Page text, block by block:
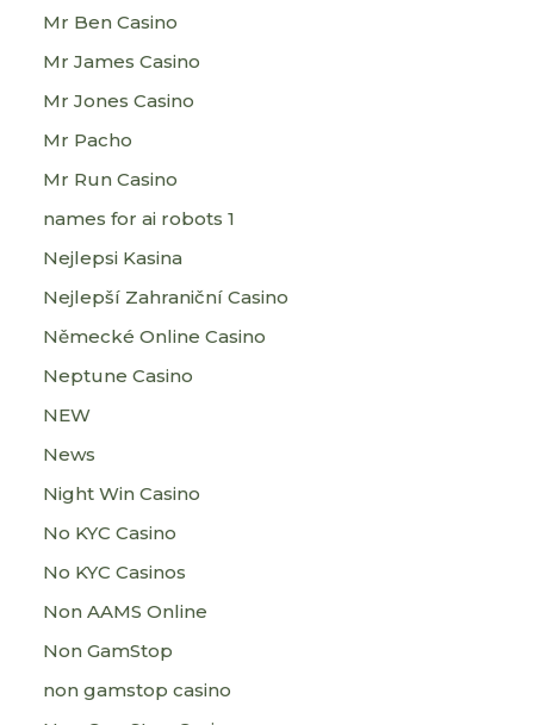
Mr Ben Casino
Mr James Casino
Mr Jones Casino
Mr Pacho
Mr Run Casino
names for ai robots 1
Nejlepsi Kasina
Nejlepší Zahraniční Casino
Německé Online Casino
Neptune Casino
NEW
News
Night Win Casino
No KYC Casino
No KYC Casinos
Non AAMS Online
Non GamStop
non gamstop casino